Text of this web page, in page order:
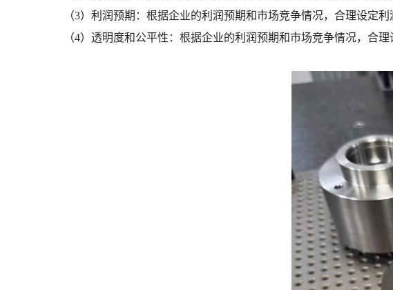
（3）利润预期：根据企业的利润预期和市场竞争情况，合理设定利
（4）透明度和公平性：根据企业的利润预期和市场竞争情况，合